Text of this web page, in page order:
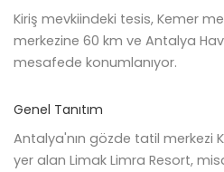
Kiriş mevkiindeki tesis, Kemer
merkezine 60 km ve Antalya
mesafede konumlanıyor.
Genel Tanıtım
Antalya'nın gözde tatil merkezi
yer alan Limak Limra Resort,